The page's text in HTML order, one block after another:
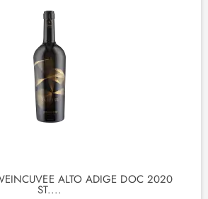
ALTO ADIGE DOC 2020 S
T....